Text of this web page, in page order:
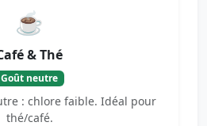
☕
& Thé
Goût neutre
: chlore faible. Idéal pour
thé/café.